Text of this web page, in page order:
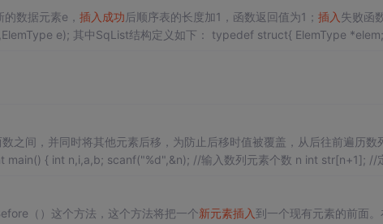
的数据元素e， 插入 成功后顺序表的长度加1，函数返回值为1； 插入 失败函
数之间，并同时将其他元素后移，为防止后移时值被覆盖，从后往前遍历数
int str[n+1]; //定义
（）这个方法，这个方法将把一个新元素插入 到一个现有元素的前面。